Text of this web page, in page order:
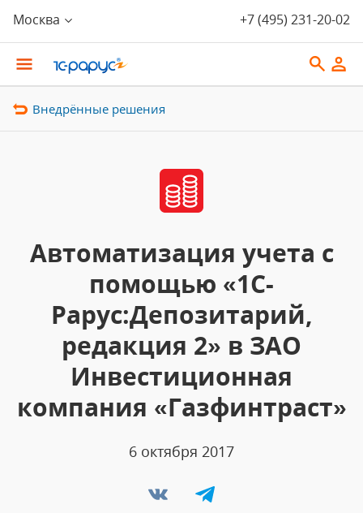
Москва +7 (495) 231-20-02
Внедрённые решения
Автоматизация учета с
помощью «1С-
Рарус:Депозитарий,
редакция 2» в ЗАО
Инвестиционная
компания «Газфинтраст»
6 октября 2017